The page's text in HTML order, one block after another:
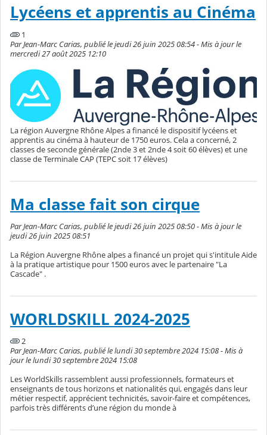
Lycéens et apprentis au Cinéma
1
Par Jean-Marc Carias, publié le jeudi 26 juin 2025 08:54 - Mis à jour le
mercredi 27 août 2025 12:10
La région Auvergne Rhône Alpes a financé le dispositif lycéens et
apprentis au cinéma à hauteur de 1750 euros. Cela a concerné, 2
classes de seconde générale (2nde 3 et 2nde 4 soit 60 élèves) et une
classe de Terminale CAP (TEPC soit 17 élèves)
Ma classe fait son cirque
Par Jean-Marc Carias, publié le jeudi 26 juin 2025 08:50 - Mis à jour le
jeudi 26 juin 2025 08:51
La Région Auvergne Rhône alpes a financé un projet qui s'intitule Aide
à la pratique artistique pour 1500 euros avec le partenaire "La
Cascade" .
WORLDSKILL 2024-2025
2
Par Jean-Marc Carias, publié le lundi 30 septembre 2024 15:08 - Mis à
jour le lundi 30 septembre 2024 15:08
Les WorldSkills rassemblent aussi professionnels, formateurs et
enseignants de tous horizons et nationalités qui, engagés dans leur
métier respectif, apprécient technicités, savoir-faire et compétences,
parfois très différents d’une région du monde à